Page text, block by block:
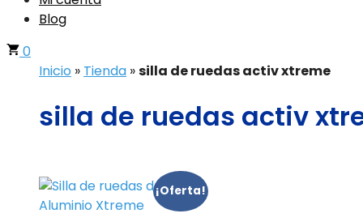
Blog
0
Inicio » Tienda »silla de ruedas activ xtreme
silla de ruedas activ
¡Oferta!